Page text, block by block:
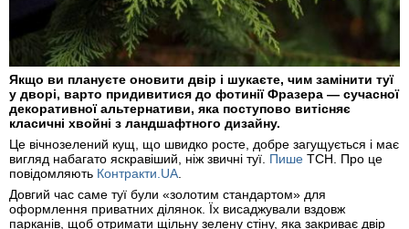
Якщо ви плануєте оновити двір і шукаєте, чим замінити туї
у дворі, варто придивитися до фотинії Фразера — сучасної
декоративної альтернативи, яка поступово витісняє
класичні хвойні з ландшафтного дизайну.
Це вічнозелений кущ, що швидко росте, добре загущується і має
вигляд набагато яскравіший, ніж звичні туї. Пише ТСН. Про це
повідомляють Контракти.UA.
Довгий час саме туї були «золотим стандартом» для
оформлення приватних ділянок. Їх висаджували вздовж
парканів, щоб отримати щільну зелену стіну, яка закриває двір